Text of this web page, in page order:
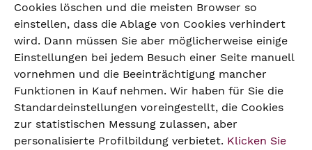
Cookies löschen und die meisten Browser so
einstellen, dass die Ablage von Cookies verhindert
wird. Dann müssen Sie aber möglicherweise einige
Einstellungen bei jedem Besuch einer Seite manuell
vornehmen und die Beeinträchtigung mancher
Funktionen in Kauf nehmen. Wir haben für Sie die
Standardeinstellungen voreingestellt, die Cookies
zur statistischen Messung zulassen, aber
personalisierte Profilbildung verbietet. Klicken Sie